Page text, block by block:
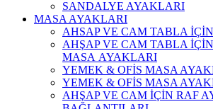
SANDALYE AYAKLARI
MASA AYAKLARI
AHSAP VE CAM TABLA
AHŞAP VE CAM TABLA
MASA AYAKLARI
YEMEK & OFİS MASA
YEMEK & OFİS MASA
AHŞAP VE CAM İÇİN RAF